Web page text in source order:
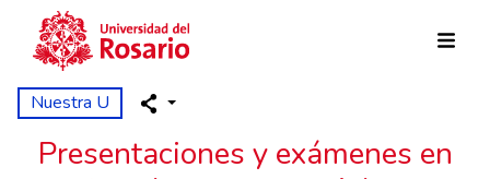
Pasar al contenido principal
Nuestra U
Presentaciones y exámenes en